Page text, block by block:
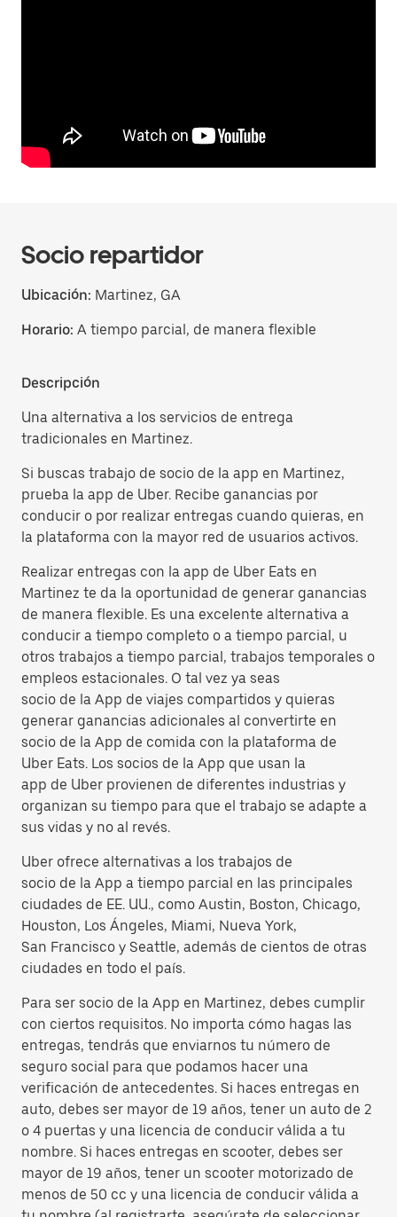
Socio repartidor
Ubicación: Martinez, GA
Horario: A tiempo parcial, de manera flexible
Descripción
Una alternativa a los servicios de entrega
tradicionales en Martinez.
Si buscas trabajo de socio de la app en Martinez,
prueba la app de Uber. Recibe ganancias por
conducir o por realizar entregas cuando quieras, en
la plataforma con la mayor red de usuarios activos.
Realizar entregas con la app de Uber Eats en
Martinez te da la oportunidad de generar ganancias
de manera flexible. Es una excelente alternativa a
conducir a tiempo completo o a tiempo parcial, u
otros trabajos a tiempo parcial, trabajos temporales o
empleos estacionales. O tal vez ya seas
socio de la App de viajes compartidos y quieras
generar ganancias adicionales al convertirte en
socio de la App de comida con la plataforma de
Uber Eats. Los socios de la App que usan la
app de Uber provienen de diferentes industrias y
organizan su tiempo para que el trabajo se adapte a
sus vidas y no al revés.
Uber ofrece alternativas a los trabajos de
socio de la App a tiempo parcial en las principales
ciudades de EE. UU., como Austin, Boston, Chicago,
Houston, Los Ángeles, Miami, Nueva York,
San Francisco y Seattle, además de cientos de otras
ciudades en todo el país.
Para ser socio de la App en Martinez, debes cumplir
con ciertos requisitos. No importa cómo hagas las
entregas, tendrás que enviarnos tu número de
seguro social para que podamos hacer una
verificación de antecedentes. Si haces entregas en
auto, debes ser mayor de 19 años, tener un auto de 2
o 4 puertas y una licencia de conducir válida a tu
nombre. Si haces entregas en scooter, debes ser
mayor de 19 años, tener un scooter motorizado de
menos de 50 cc y una licencia de conducir válida a